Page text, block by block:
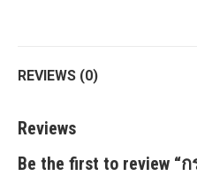
REVIEWS (0)
Reviews
Be the first to review “ก